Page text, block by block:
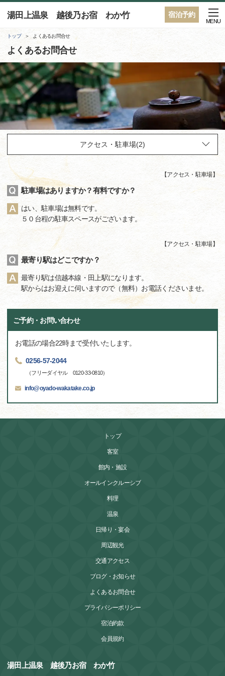
宿泊予約
湯田上温泉 越後乃お宿 わか竹
MENU
トップ よくあるお問合せ
よくあるお問合せ
【アクセス・駐車場】
駐車場はありますか？有料ですか？
はい、駐車場は無料です。
５０台程の駐車スペースがございます。
【アクセス・駐車場】
最寄り駅はどこですか？
最寄り駅は信越本線・田上駅になります。
駅からはお迎えに伺いますので（無料）お電話くださいませ。
ご予約・お問い合わせ
お電話の場合22時まで受付いたします。
0256-57-2044
（フリーダイヤル 0120-33-0810）
info@oyado-wakatake.co.jp
トップ
客室
館内・施設
オールインクルーシブ
料理
温泉
日帰り・宴会
周辺観光
交通アクセス
ブログ・お知らせ
よくあるお問合せ
プライバシーポリシー
宿泊約款
会員規約
湯田上温泉 越後乃お宿 わか竹